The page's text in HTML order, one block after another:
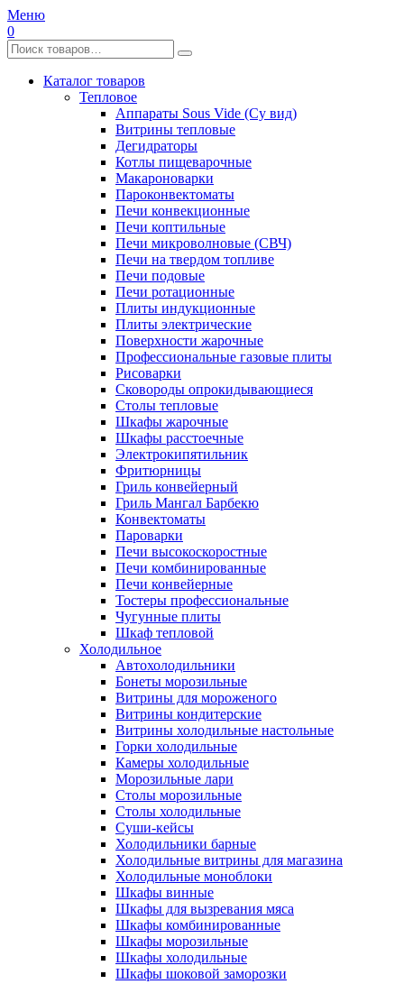
Меню
0
Каталог товаров
Тепловое
Аппараты Sous Vide (Су вид)
Витрины тепловые
Дегидраторы
Котлы пищеварочные
Макароноварки
Пароконвектоматы
Печи конвекционные
Печи коптильные
Печи микроволновые (СВЧ)
Печи на твердом топливе
Печи подовые
Печи ротационные
Плиты индукционные
Плиты электрические
Поверхности жарочные
Профессиональные газовые плиты
Рисоварки
Сковороды опрокидывающиеся
Столы тепловые
Шкафы жарочные
Шкафы расстоечные
Электрокипятильник
Фритюрницы
Гриль конвейерный
Гриль Мангал Барбекю
Конвектоматы
Пароварки
Печи высокоскоростные
Печи комбинированные
Печи конвейерные
Тостеры профессиональные
Чугунные плиты
Шкаф тепловой
Холодильное
Автохолодильники
Бонеты морозильные
Витрины для мороженого
Витрины кондитерские
Витрины холодильные настольные
Горки холодильные
Камеры холодильные
Морозильные лари
Столы морозильные
Столы холодильные
Суши-кейсы
Холодильники барные
Холодильные витрины для магазина
Холодильные моноблоки
Шкафы винные
Шкафы для вызревания мяса
Шкафы комбинированные
Шкафы морозильные
Шкафы холодильные
Шкафы шоковой заморозки